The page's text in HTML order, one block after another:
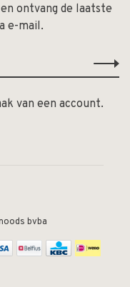
ontvang de laatste
e-mail.
van een account.
bvba